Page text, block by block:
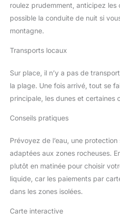
roulez prudemment, anticipez les
possible la conduite de nuit si
montagne.
Transports locaux
Sur place, il n’y a pas de
la plage. Une fois arrivé, tout se
principale, les dunes et certaines
Conseils pratiques
Prévoyez de l’eau, une
adaptées aux zones rocheuses.
plutôt en matinée pour choisir
liquide, car les paiements par
dans les zones isolées.
Carte interactive